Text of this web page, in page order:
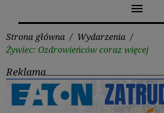
menu
Strona główna / Wydarzenia /
Żywiec: Ozdrowieńców coraz więcej
Reklama